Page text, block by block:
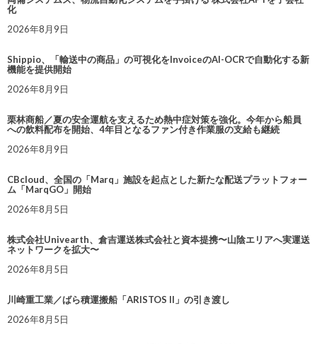
化
2026年8月9日
Shippio、「輸送中の商品」の可視化をInvoiceのAI-OCRで自動化する新
機能を提供開始
2026年8月9日
栗林商船／夏の安全運航を支えるため熱中症対策を強化。今年から船員
への飲料配布を開始、4年目となるファン付き作業服の支給も継続
2026年8月9日
CBcloud、全国の「Marq」施設を起点とした新たな配送プラットフォー
ム「MarqGO」開始
2026年8月5日
株式会社Univearth、倉吉運送株式会社と資本提携〜山陰エリアへ実運送
ネットワークを拡大〜
2026年8月5日
川崎重工業／ばら積運搬船「ARISTOS II」の引き渡し
2026年8月5日